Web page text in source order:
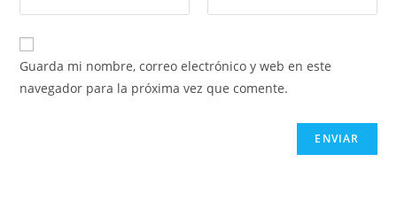
Guarda mi nombre, correo electrónico y web en este
navegador para la próxima vez que comente.